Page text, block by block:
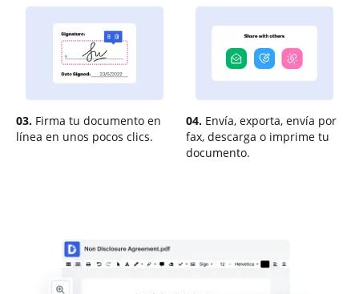
03. Firma tu documento en
línea en unos pocos clics.
04. Envía, exporta, envía por
fax, descarga o imprime tu
documento.